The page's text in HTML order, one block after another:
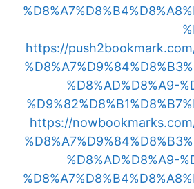
https://
%D8%AD%D8%A9-
https://
%D8%AD%D8%A9-